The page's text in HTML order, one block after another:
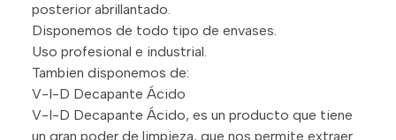
posterior abrillantado.
Disponemos de todo tipo de envases.
Uso profesional e industrial.
Tambien disponemos de:
V-I-D Decapante Ácido
V-I-D Decapante Ácido, es un producto que tiene
un gran poder de limpieza, que nos permite extraer